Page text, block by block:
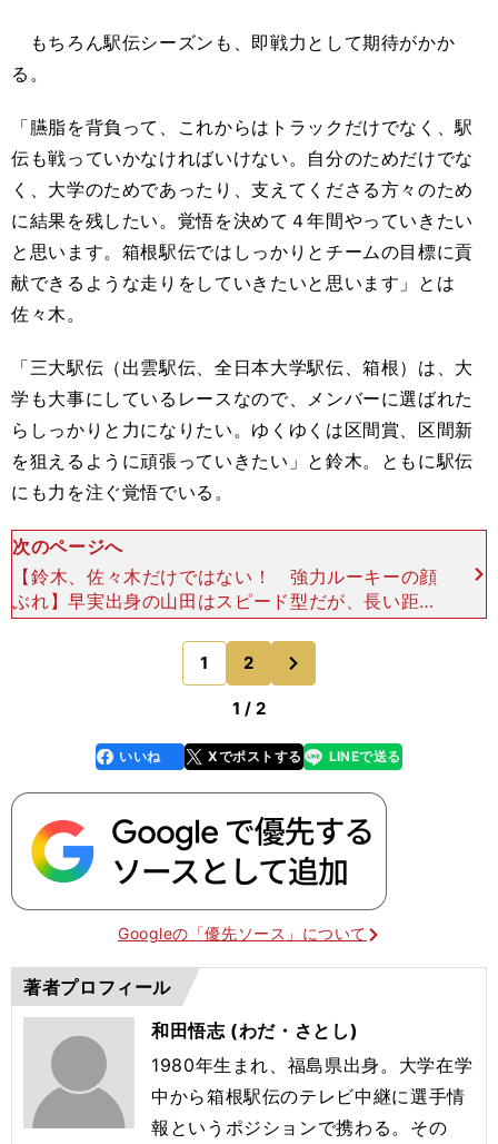
もちろん駅伝シーズンも、即戦力として期待がかか
る。
「臙脂を背負って、これからはトラックだけでなく、駅
伝も戦っていかなければいけない。自分のためだけでな
く、大学のためであったり、支えてくださる方々のため
に結果を残したい。覚悟を決めて４年間やっていきたい
と思います。箱根駅伝ではしっかりとチームの目標に貢
献できるような走りをしていきたいと思います」とは
佐々木。
「三大駅伝（出雲駅伝、全日本大学駅伝、箱根）は、大
学も大事にしているレースなので、メンバーに選ばれた
らしっかりと力になりたい。ゆくゆくは区間賞、区間新
を狙えるように頑張っていきたい」と鈴木。ともに駅伝
にも力を注ぐ覚悟でいる。
次のページへ
【鈴木、佐々木だけではない！ 強力ルーキーの顔
ぶれ】早実出身の山田はスピード型だが、長い距離
にも対応できる photo by Wada Satoshi 今季
の早大のルーキーは、この世代をリードしてき
1 2
1 / 2
faceboo
k
いいね Xでポストする
line LINEで送る
Googleの「優先ソース」について
著者プロフィール
和田悟志 (わだ・さとし)
1980年生まれ、福島県出身。大学在学
中から箱根駅伝のテレビ中継に選手情
報というポジションで携わる。その